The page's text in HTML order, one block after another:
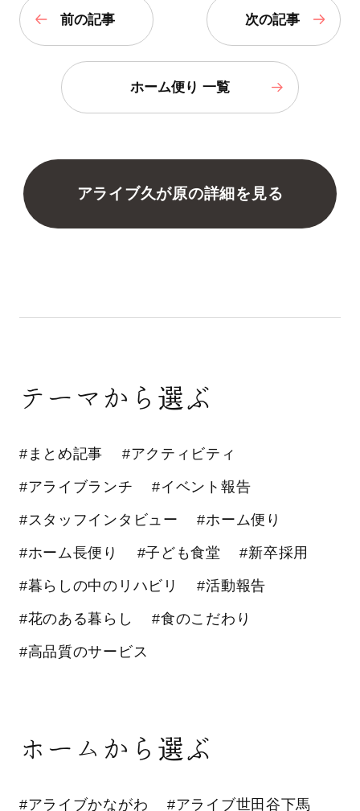
前の記事 次の記事
ホーム便り 一覧
アライブ久が原の詳細を見る
テーマから選ぶ
#まとめ記事 #アクティビティ
#アライブランチ #イベント報告
#スタッフインタビュー #ホーム便り
#ホーム長便り #子ども食堂 #新卒採用
#暮らしの中のリハビリ #活動報告
#花のある暮らし #食のこだわり
#高品質のサービス
ホームから選ぶ
#アライブかながわ #アライブ世田谷下馬